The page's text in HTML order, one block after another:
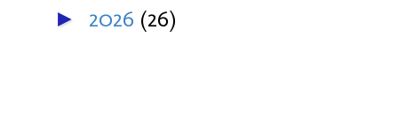
► 2026 (26)